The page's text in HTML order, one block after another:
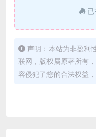
声明：本站为非盈利
联网，版权属原著所有
容侵犯了您的合法权益